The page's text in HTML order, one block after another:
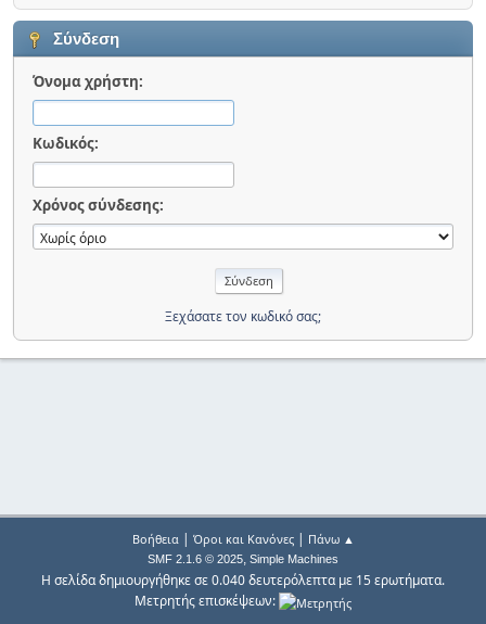
Σύνδεση
Όνομα χρήστη:
Κωδικός:
Χρόνος σύνδεσης:
Ξεχάσατε τον κωδικό σας;
Βοήθεια| Όροι και Κανόνες| Πάνω ▲
SMF 2.1.6 © 2025, Simple Machines
Η σελίδα δημιουργήθηκε σε 0.040 δευτερόλεπτα με 15 ερωτήματα.
Μετρητής επισκέψεων: